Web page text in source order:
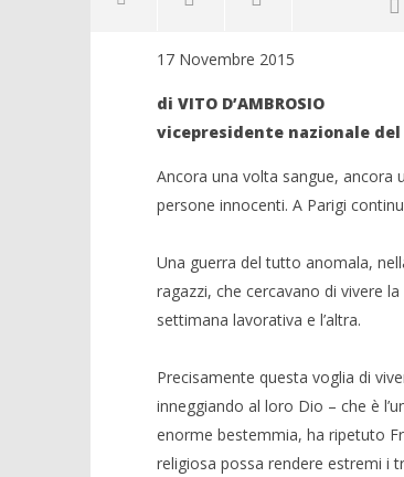
17 Novembre 2015
di VITO D’AMBROSIO
vicepresidente nazionale del
Ancora una volta sangue, ancora
persone innocenti. A Parigi
Una guerra del tutto anomala,
ragazzi, che cercavano di vivere
settimana lavorativa e l’altra.
Precisamente questa voglia di
inneggiando al loro Dio – che è
enorme bestemmia, ha ripetuto
religiosa possa rendere estremi i